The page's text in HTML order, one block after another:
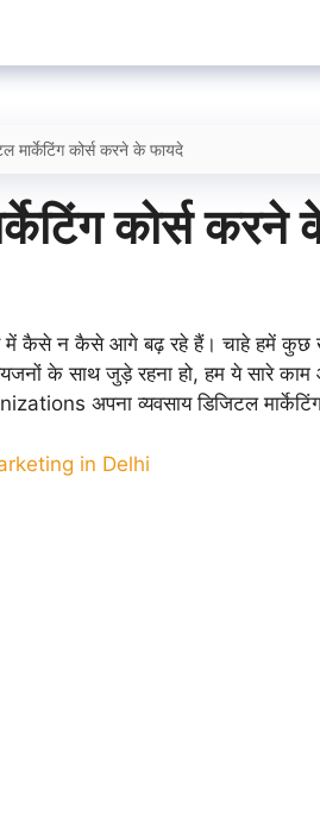
मार्केटिंग कोर्स करने के फायदे
कोर्स करने
में कैसे न कैसे आगे बढ़ रहे हैं। चाहे हमें कुछ
के साथ जुड़े रहना हो, हम ये
अपना व्यवसाय डिजिटल
in Delhi